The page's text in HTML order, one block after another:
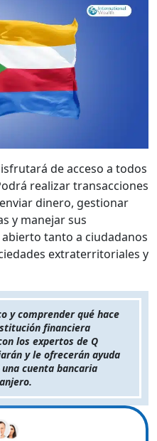
de acceso a todos
realizar transacciones
dinero, gestionar
y manejar sus
tanto a ciudadanos
extraterritoriales y
y comprender qué hace
financiera
los expertos de Q
y le ofrecerán ayuda
cuenta bancaria